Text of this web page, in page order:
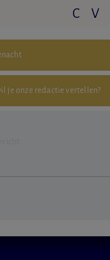
je onze redactie vertellen?